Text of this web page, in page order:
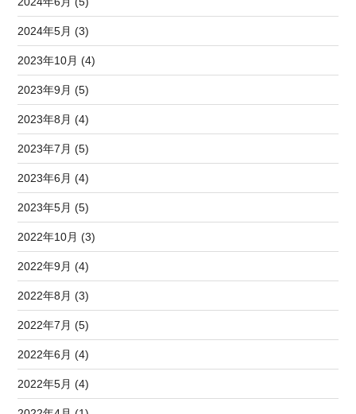
2024年5月 (3)
2023年10月 (4)
2023年9月 (5)
2023年8月 (4)
2023年7月 (5)
2023年6月 (4)
2023年5月 (5)
2022年10月 (3)
2022年9月 (4)
2022年8月 (3)
2022年7月 (5)
2022年6月 (4)
2022年5月 (4)